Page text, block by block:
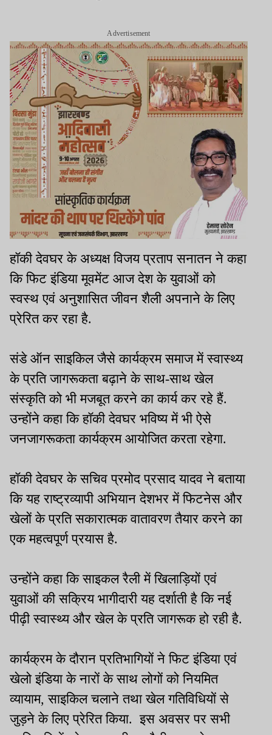
Advertisement
हॉकी देवघर के अध्यक्ष विजय प्रताप सनातन ने कहा
कि फिट इंडिया मूवमेंट आज देश के युवाओं को
स्वस्थ एवं अनुशासित जीवन शैली अपनाने के लिए
प्रेरित कर रहा है.
संडे ऑन साइकिल जैसे कार्यक्रम समाज में स्वास्थ्य
के प्रति जागरूकता बढ़ाने के साथ-साथ खेल
संस्कृति को भी मजबूत करने का कार्य कर रहे हैं.
उन्होंने कहा कि हॉकी देवघर भविष्य में भी ऐसे
जनजागरूकता कार्यक्रम आयोजित करता रहेगा.
हॉकी देवघर के सचिव प्रमोद प्रसाद यादव ने बताया
कि यह राष्ट्रव्यापी अभियान देशभर में फिटनेस और
खेलों के प्रति सकारात्मक वातावरण तैयार करने का
एक महत्वपूर्ण प्रयास है.
उन्होंने कहा कि साइकल रैली में खिलाड़ियों एवं
युवाओं की सक्रिय भागीदारी यह दर्शाती है कि नई
पीढ़ी स्वास्थ्य और खेल के प्रति जागरूक हो रही है.
कार्यक्रम के दौरान प्रतिभागियों ने फिट इंडिया एवं
खेलो इंडिया के नारों के साथ लोगों को नियमित
व्यायाम, साइकिल चलाने तथा खेल गतिविधियों से
जुड़ने के लिए प्रेरित किया. इस अवसर पर सभी